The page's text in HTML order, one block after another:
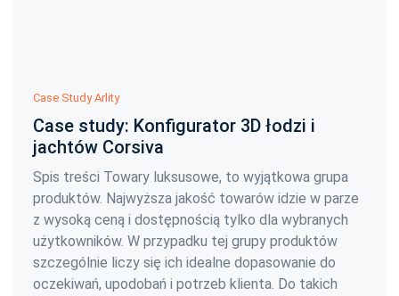
Case Study Arlity
Case study: Konfigurator 3D łodzi i
jachtów Corsiva
Spis treści Towary luksusowe, to wyjątkowa grupa
produktów. Najwyższa jakość towarów idzie w parze
z wysoką ceną i dostępnością tylko dla wybranych
użytkowników. W przypadku tej grupy produktów
szczególnie liczy się ich idealne dopasowanie do
oczekiwań, upodobań i potrzeb klienta. Do takich